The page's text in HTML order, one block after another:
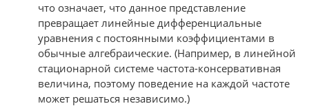
что означает, что данное представление
превращает линейные дифференциальные
уравнения с постоянными коэффициентами в
обычные алгебраические. (Например, в линейной
стационарной системе частота-консервативная
величина, поэтому поведение на каждой частоте
может решаться независимо.)